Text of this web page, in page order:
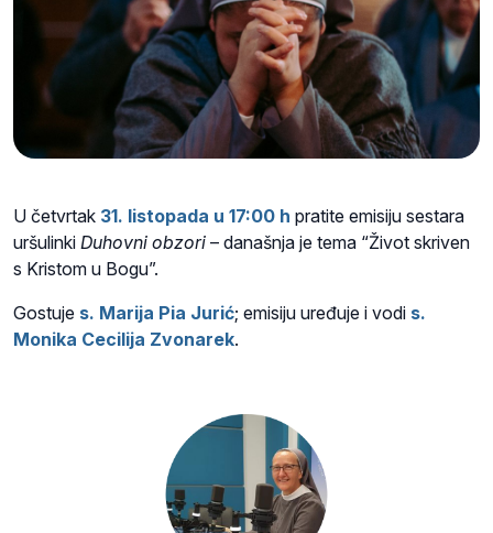
U četvrtak 31. listopada u 17:00 h pratite emisiju sestara
uršulinki Duhovni obzori – današnja je tema “Život skriven
s Kristom u Bogu”.
Gostuje s. Marija Pia Jurić; emisiju uređuje i vodi s.
Monika Cecilija Zvonarek.